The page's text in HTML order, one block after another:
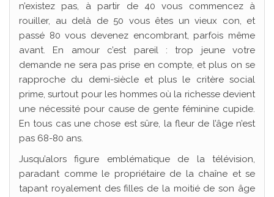
n’existez pas, à partir de 40 vous commencez à
rouiller, au delà de 50 vous êtes un vieux con, et
passé 80 vous devenez encombrant, parfois même
avant. En amour c’est pareil : trop jeune votre
demande ne sera pas prise en compte, et plus on se
rapproche du demi-siècle et plus le critère social
prime, surtout pour les hommes où la richesse devient
une nécessité pour cause de gente féminine cupide.
En tous cas une chose est sûre, la fleur de l’âge n’est
pas 68-80 ans.
Jusqu’alors figure emblématique de la télévision,
paradant comme le propriétaire de la chaîne et se
tapant royalement des filles de la moitié de son âge